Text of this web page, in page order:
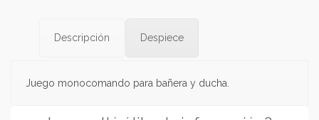
Descripción Despiece
Juego monocomando para bañera y ducha.